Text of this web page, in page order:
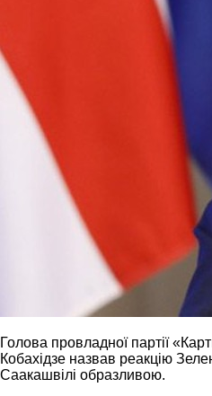
Голова провладної партії
Кобахідзе назвав реакцію
Саакашвілі образливою.